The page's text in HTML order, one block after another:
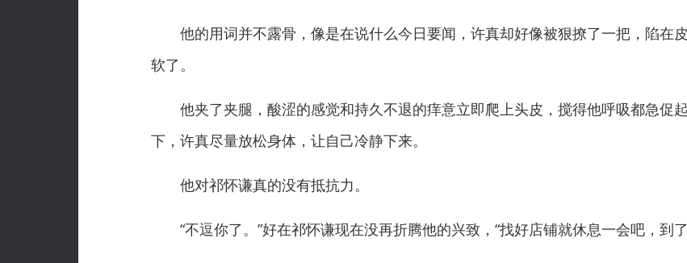
他的用词并不露骨，像是在说什么今日要闻，许真却好像被狠撩了一把，陷在
软了。
他夹了夹腿，酸涩的感觉和持久不退的痒意立即爬上头皮，搅得他呼吸都急促
下，许真尽量放松身体，让自己冷静下来。
他对祁怀谦真的没有抵抗力。
“不逗你了。”好在祁怀谦现在没再折腾他的兴致，“找好店铺就休息一会吧，到